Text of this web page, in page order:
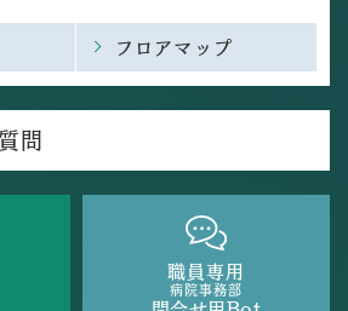
フロアマップ
問
職員専用
病院事務部